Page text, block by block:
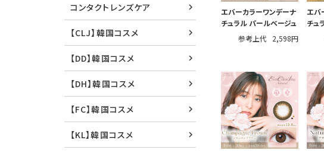
エバーカラーワンデーナ
チュラル パールベージュ
参考上代
2,598円
エバ
チュ
コンタクトレンズケア
【CLJ】韓国コスメ
【DD】韓国コスメ
【DH】韓国コスメ
【FC】韓国コスメ
【KL】韓国コスメ